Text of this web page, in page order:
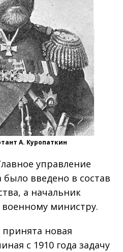
А. Куропаткин
управление
введено в состав
а начальник
министру.
принята новая
с 1910 года задачу